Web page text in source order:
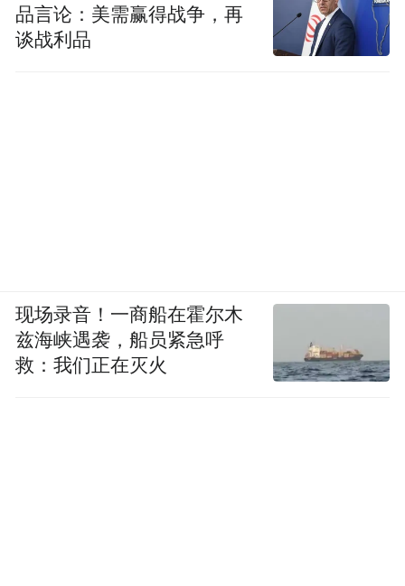
品言论：美需赢得战争，再
谈战利品
现场录音！一商船在霍尔木
兹海峡遇袭，船员紧急呼
救：我们正在灭火